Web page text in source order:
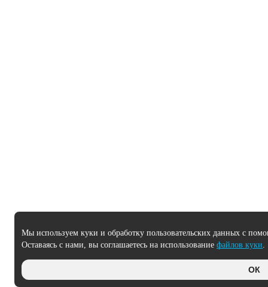
Мы используем куки и обработку пользовательских данных с
Оставаясь с нами, вы соглашаетесь на использование файлов куки.
ОК